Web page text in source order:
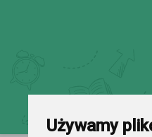
Używamy